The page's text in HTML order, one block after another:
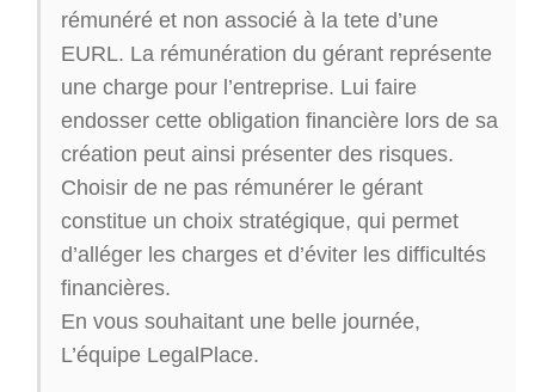
rémunéré et non associé à la tete d’une
EURL. La rémunération du gérant représente
une charge pour l’entreprise. Lui faire
endosser cette obligation financière lors de sa
création peut ainsi présenter des risques.
Choisir de ne pas rémunérer le gérant
constitue un choix stratégique, qui permet
d’alléger les charges et d’éviter les difficultés
financières.
En vous souhaitant une belle journée,
L’équipe LegalPlace.